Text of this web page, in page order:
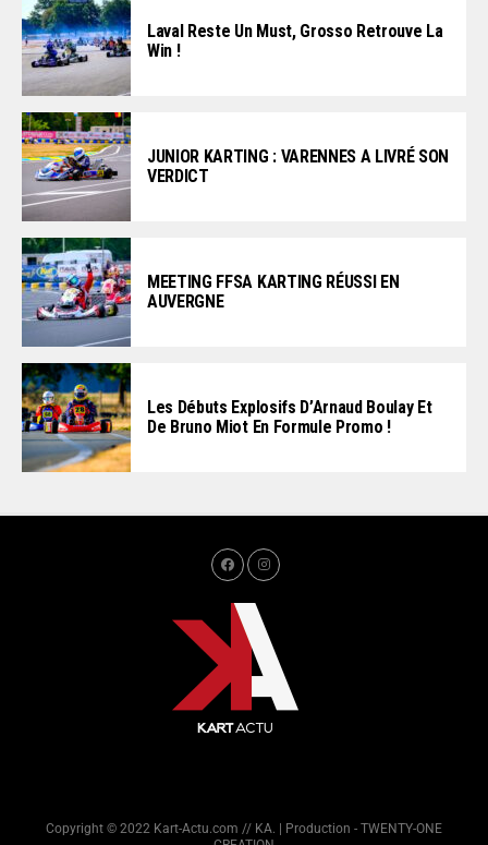
Laval Reste Un Must, Grosso Retrouve La
Win !
JUNIOR KARTING : VARENNES A LIVRÉ SON
VERDICT
MEETING FFSA KARTING RÉUSSI EN
AUVERGNE
Les Débuts Explosifs D’Arnaud Boulay Et
De Bruno Miot En Formule Promo !
Copyright © 2022 Kart-Actu.com // KA. | Production - TWENTY-ONE